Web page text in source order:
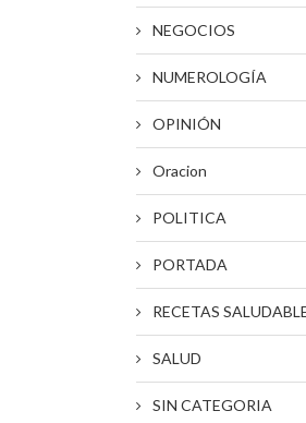
NEGOCIOS
NUMEROLOGÍA
OPINIÓN
Oracion
POLITICA
PORTADA
RECETAS
SALUD
SIN CATEGORIA